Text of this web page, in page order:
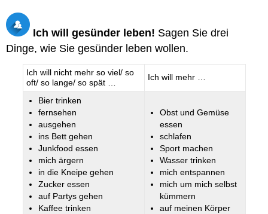
Ich will gesünder leben! Sagen Sie drei
Dinge, wie Sie gesünder leben wollen.
Ich will nicht mehr so viel/ so
oft/ so lange/ so spät …
Ich will mehr …
Bier trinken
fernsehen
ausgehen
ins Bett gehen
Junkfood essen
mich ärgern
in die Kneipe gehen
Zucker essen
auf Partys gehen
Kaffee trinken
Obst und Gemüse
essen
schlafen
Sport machen
Wasser trinken
mich entspannen
mich um mich selbst
kümmern
auf meinen Körper